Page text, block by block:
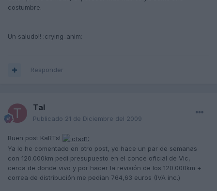
costumbre.
Un saludo!! :crying_anim:
Responder
Tal
Publicado 21 de Diciembre del 2009
Buen post KaRTs!
Ya lo he comentado en otro post, yo hace un par de semanas
con 120.000km pedí presupuesto en el conce oficial de Vic,
cerca de donde vivo y por hacer la revisión de los 120.000km +
correa de distribución me pedían 764,63 euros (IVA inc.)